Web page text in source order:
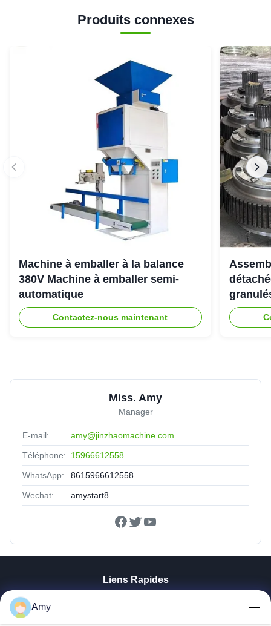
Produits connexes
Machine à emballer à la balance
380V Machine à emballer semi-
automatique
Contactez-nous maintenant
Miss. Amy
Manager
E-mail: amy@jinzhaomachine.com
Téléphone: 15966612558
WhatsApp: 8615966612558
Wechat: amystart8
Liens Rapides
Amy